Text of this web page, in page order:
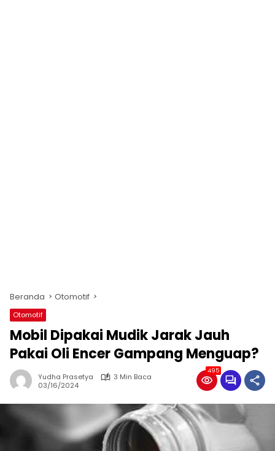
Beranda Otomotif
Otomotif
Mobil Dipakai Mudik Jarak Jauh
Pakai Oli Encer Gampang Menguap?
Yudha Prasetya
3 Min Baca
03/16/2024
495